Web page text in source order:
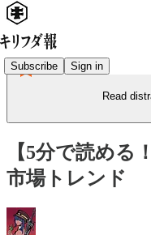
Subscribe Sign in
Read
【5分で読める
市場トレンド